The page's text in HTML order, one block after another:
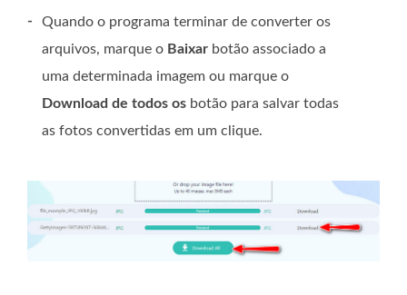
-
Quando o programa terminar de converter os
arquivos, marque o Baixar botão associado a
uma determinada imagem ou marque o
Download de todos os botão para salvar todas
as fotos convertidas em um clique.